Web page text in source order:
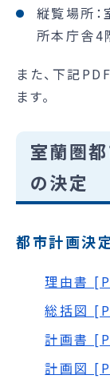
縦覧場所
所本庁舎4
また、下記
ます。
室蘭圏
の決定
都市計画決定
理由書
総括図
計画書
計画図